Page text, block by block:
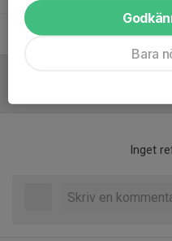
Frederik IselidhTränare
Inget
Bara